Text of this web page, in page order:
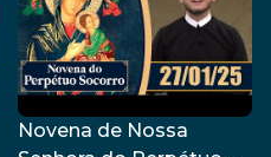
Novena de Nossa